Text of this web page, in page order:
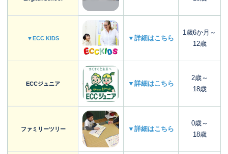
▼ECC KIDS ▼詳細はこちら
1歳6か月～
12歳
ECCジュニア ▼詳細はこちら
2歳～
18歳
ファミリーツリー ▼詳細はこちら
0歳～
18歳